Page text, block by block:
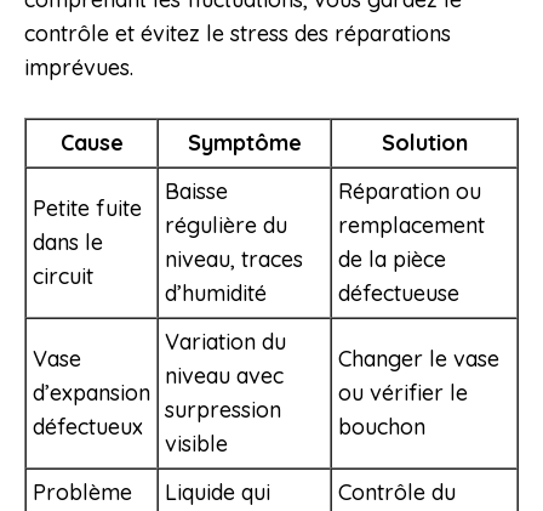
contrôle et évitez le stress des réparations
imprévues.
Cause Symptôme Solution
Petite fuite
dans le
circuit
Baisse
régulière du
niveau, traces
d’humidité
Réparation ou
remplacement
de la pièce
défectueuse
Vase
d’expansion
défectueux
Variation du
niveau avec
surpression
visible
Changer le vase
ou vérifier le
bouchon
Problème
Liquide qui
Contrôle du